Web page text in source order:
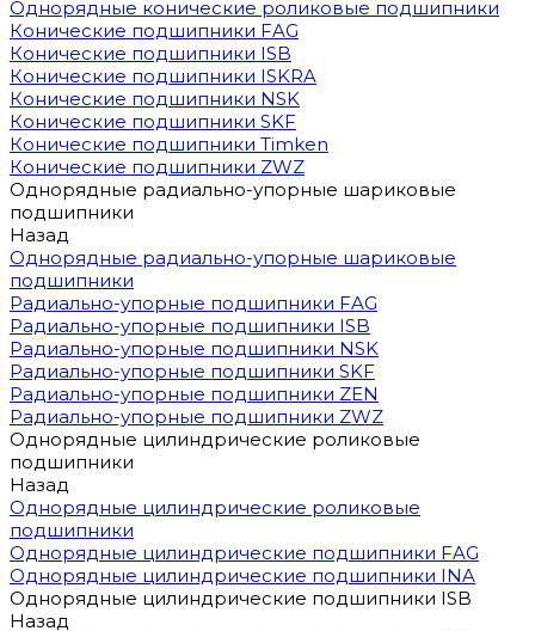
Однорядные конические роликовые подшипники
Конические подшипники FAG
Конические подшипники ISB
Конические подшипники ISKRA
Конические подшипники NSK
Конические подшипники SKF
Конические подшипники Timken
Конические подшипники ZWZ
Однорядные радиально-упорные шариковые
подшипники
Назад
Однорядные радиально-упорные шариковые
подшипники
Радиально-упорные подшипники FAG
Радиально-упорные подшипники ISB
Радиально-упорные подшипники NSK
Радиально-упорные подшипники SKF
Радиально-упорные подшипники ZEN
Радиально-упорные подшипники ZWZ
Однорядные цилиндрические роликовые
подшипники
Назад
Однорядные цилиндрические роликовые
подшипники
Однорядные цилиндрические подшипники FAG
Однорядные цилиндрические подшипники INA
Однорядные цилиндрические подшипники ISB
Назад